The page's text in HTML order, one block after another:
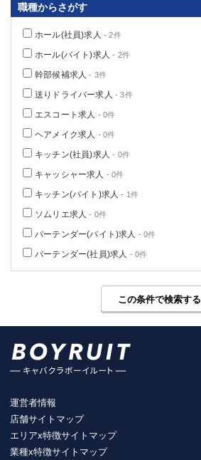
職種からさがす
ホール(社員)求人 - 2件
ホール(バイト)求人 - 2件
幹部候補求人 - 3件
送りドライバー求人 - 3件
エスコート求人 - 0件
ヘアメイク求人 - 0件
キッチン(社員)求人 - 0件
キャッシャー求人 - 0件
キッチン(バイト)求人 - 1件
ソムリエ求人 - 0件
バーテンダー(バイト)求人 - 0件
バーテンダー(社員)求人 - 0件
この条件で検索する
運営者情報
店舗サイトマップ
エリアx特徴サイトマップ
業種x特徴サイトマップ